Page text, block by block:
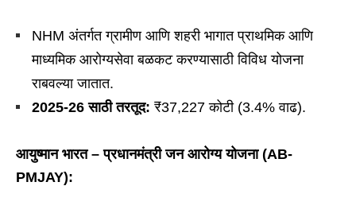
NHM अंतर्गत ग्रामीण आणि शहरी भागात प्राथमिक आणि
माध्यमिक आरोग्यसेवा बळकट करण्यासाठी विविध योजना
राबवल्या जातात.
2025-26साठी तरतूद: ₹37,227 कोटी (3.4% वाढ).
आयुष्मान भारत – प्रधानमंत्री जन आरोग्य योजना (AB-
PMJAY):